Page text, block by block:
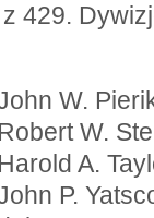
429.
W.
W.
A.
P.